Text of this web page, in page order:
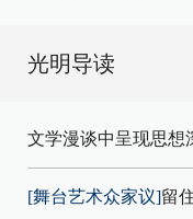
光明导读
文学漫谈中呈现思想
[舞台艺术众家议]留